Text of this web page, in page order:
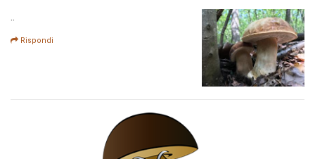
..
Rispondi